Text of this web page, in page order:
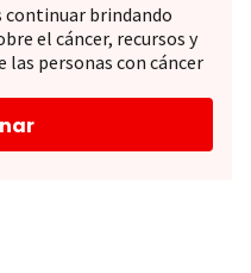
continuar brindando
el cáncer, recursos y
las personas con cáncer